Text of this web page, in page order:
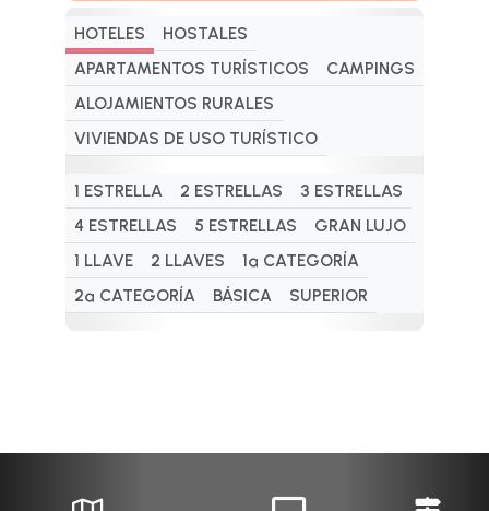
HOTELES
HOSTALES
APARTAMENTOS TURÍSTICOS
CAMPINGS
ALOJAMIENTOS RURALES
VIVIENDAS DE USO TURÍSTICO
1 ESTRELLA 2 ESTRELLAS
3 ESTRELLAS
4 ESTRELLAS
5 ESTRELLAS
GRAN LUJO
1 LLAVE
2 LLAVES
1ª CATEGORÍA
2ª CATEGORÍA
BÁSICA SUPERIOR